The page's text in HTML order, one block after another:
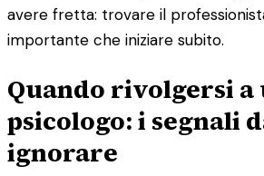
avere fretta: trovare il
importante che iniziare subito.
Quando rivolgersi a
psicologo: i segnali
ignorare